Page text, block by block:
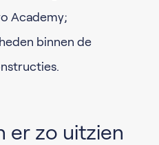
Academy;
binnen de
er zo uitzien